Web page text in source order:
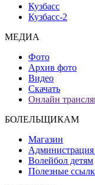
Кузбасс
Кузбасс-2
МЕДИА
Фото
Архив фото
Видео
Скачать
Онлайн
БОЛЕЛЬЩИКАМ
Магазин
Администрация
Волейбол детям
Полезные